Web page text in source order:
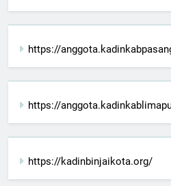
https://
https://
https://kadinbinjaikota.org/